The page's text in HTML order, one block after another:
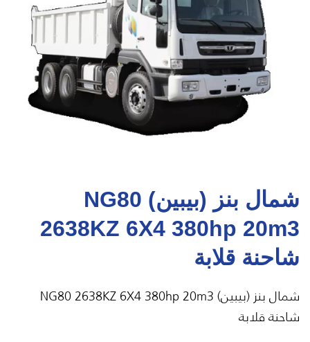
شمال بنز (بيبين) NG80
2638KZ 6X4 380hp 20m3
شاحنة قلابة
شمال بنز (بيبين) NG80 2638KZ 6X4 380hp 20m3
شاحنة قلابة